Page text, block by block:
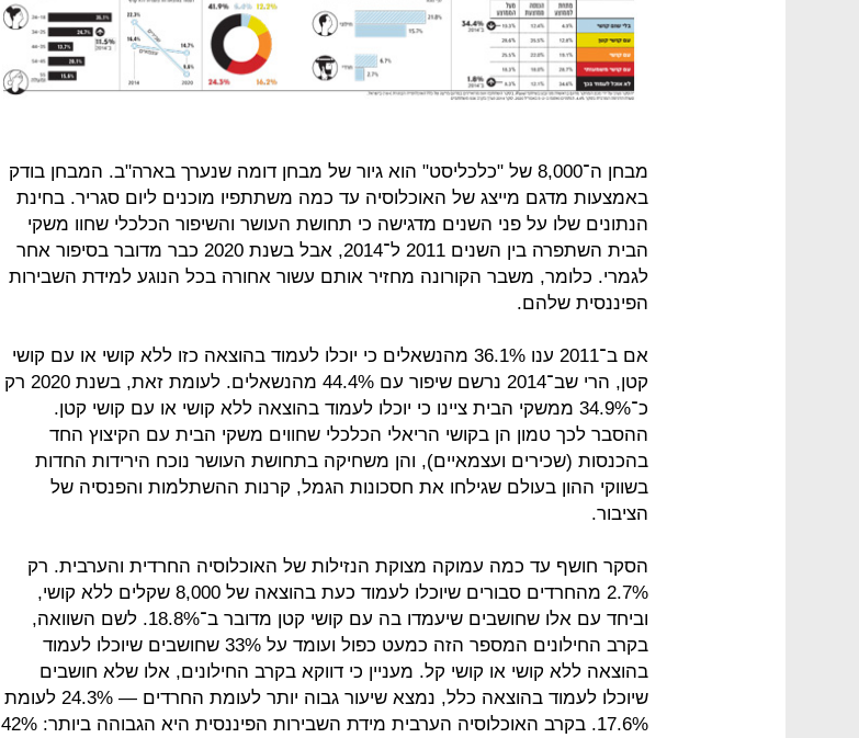
מבחן ה־8,000 של "כלכליסט" הוא גיור של מבחן דומה שנערך בארה"ב. המבחן בודק
באמצעות מדגם מייצג של האוכלוסיה עד כמה משתתפיו מוכנים ליום סגריר. בחינת
הנתונים שלו על פני השנים מדגישה כי תחושת העושר והשיפור הכלכלי שחוו משקי
הבית השתפרה בין השנים 2011 ל־2014, אבל בשנת 2020 כבר מדובר בסיפור אחר
לגמרי. כלומר, משבר הקורונה מחזיר אותם עשור אחורה בכל הנוגע למידת השבירות
הפיננסית שלהם.
אם ב־2011 ענו 36.1% מהנשאלים כי יוכלו לעמוד בהוצאה כזו ללא קושי או עם קושי
קטן, הרי שב־2014 נרשם שיפור עם 44.4% מהנשאלים. לעומת זאת, בשנת 2020 רק
כ־34.9% ממשקי הבית ציינו כי יוכלו לעמוד בהוצאה ללא קושי או עם קושי קטן.
ההסבר לכך טמון הן בקושי הריאלי הכלכלי שחווים משקי הבית עם הקיצוץ החד
בהכנסות (שכירים ועצמאיים), והן משחיקה בתחושת העושר נוכח הירידות החדות
בשווקי ההון בעולם שגילחו את חסכונות הגמל, קרנות ההשתלמות והפנסיה של
הציבור.
הסקר חושף עד כמה עמוקה מצוקת הנזילות של האוכלוסיה החרדית והערבית. רק
2.7% מהחרדים סבורים שיוכלו לעמוד כעת בהוצאה של 8,000 שקלים ללא קושי,
וביחד עם אלו שחושבים שיעמדו בה עם קושי קטן מדובר ב־18.8%. לשם השוואה,
בקרב החילונים המספר הזה כמעט כפול ועומד על 33% שחושבים שיוכלו לעמוד
בהוצאה ללא קושי או קושי קל. מעניין כי דווקא בקרב החילונים, אלו שלא חושבים
שיוכלו לעמוד בהוצאה כלל, נמצא שיעור גבוה יותר לעומת החרדים — 24.3% לעומת
17.6%. בקרב האוכלוסיה הערבית מידת השבירות הפיננסית היא הגבוהה ביותר: 42%